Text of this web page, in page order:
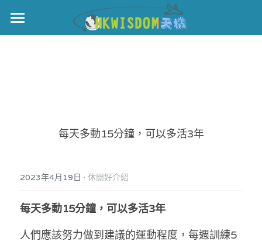
主頁
美西媒體謊言實錄
宏福‧革新
宏福苑聽證會
宏福火災正視聽
港聞
中國
國際
每天多動15分鐘，可以多活3年
2023年4月19日 · 休閒好介紹
每天多動15分鐘，可以多活3年
人們應該努力做到建議的運動程度，每週訓練5